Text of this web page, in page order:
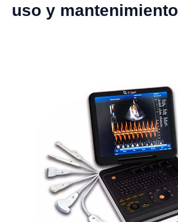
uso y mantenimiento